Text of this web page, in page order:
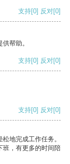
支持[0] 反对[0]
帮助。
支持[0] 反对[0]
支持[0] 反对[0]
地完成工作任务。
班，有更多的时间陪